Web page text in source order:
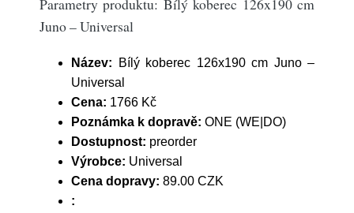
Parametry produktu: Bílý koberec 126x190 cm
Juno – Universal
Název: Bílý koberec 126x190 cm Juno –
Universal
Cena: 1766 Kč
Poznámka k dopravě: ONE (WE|DO)
Dostupnost: preorder
Výrobce: Universal
Cena dopravy: 89.00 CZK
: